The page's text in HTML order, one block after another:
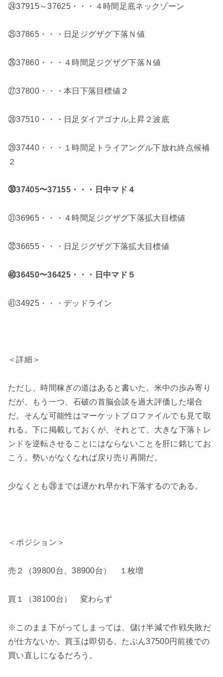
㉔37915～37625・・・４時間足底ネックゾーン
㉕37865・・・日足ジグザグ下落Ｎ値
㉖37860・・・４時間足ジグザグ下落Ｎ値
㉗37800・・・本日下落目標値２
㉘37510・・・日足ダイアゴナル上昇２波底
㉙37440・・・１時間足トライアングル下放れ終点候補
２
㉚37405〜37155・・・日中マド４
㉛36965・・・４時間足ジグザグ下落拡大目標値
㉜36655・・・日足ジグザグ下落拡大目標値
㊵36450〜36425・・・日中マド５
㊶34925・・・デッドライン
＜詳細＞
ただし、時間稼ぎの道はあると書いた。米中の歩み寄り
だが、もう一つ、石破の首脳会談を過大評価した場合
だ。そんな可能性はマーケットプロファイルでも見て取
れる。下に掲載しておくが、それとて、大きな下落トレ
ンドを逆転させることにはならないことを肝に銘じてお
こう。勢いがなくなれば戻り売り再開だ。
少なくとも㉘までは遅かれ早かれ下落するのである。
＜ポジション＞
売２（39800台、38900台） １枚増
買１（38100台） 変わらず
※このまま下がってしまっては、儲け半減で作戦失敗だ
が仕方ないか。買玉は即切る。たぶん37500円前後での
買い直しになるだろう。